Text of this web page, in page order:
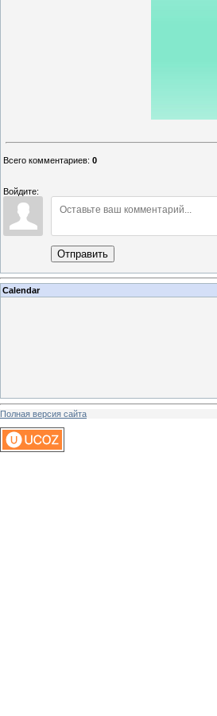
Всего комментариев: 0
Войдите:
Отправить
Calendar
Полная версия сайта